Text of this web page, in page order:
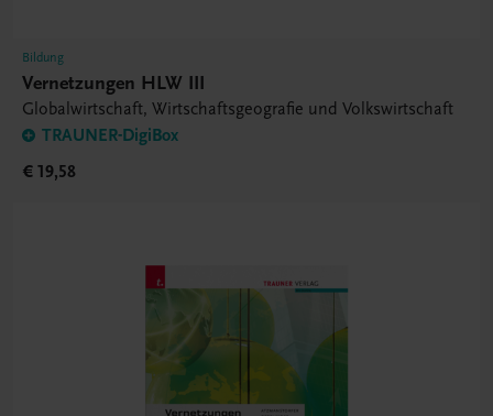
Bildung
Vernetzungen HLW III
Globalwirtschaft, Wirtschaftsgeografie und Volkswirtschaft
TRAUNER-DigiBox
€ 19,58